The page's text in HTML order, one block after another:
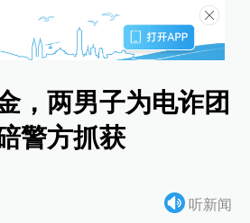
，两男子为电诈团
警方抓获
听新闻